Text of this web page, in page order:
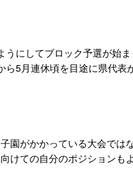
にしてブロック予選が始
5月連休頃を目途に県代表
園がかかっている大会では
けての自分のポジションも